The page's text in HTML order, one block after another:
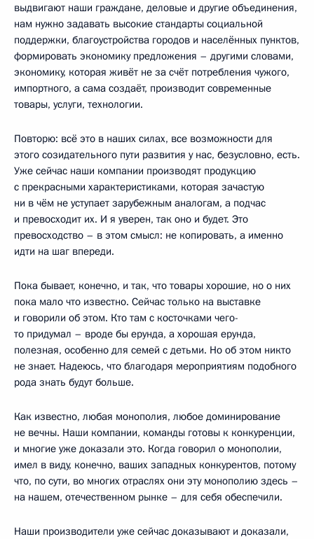
выдвигают наши граждане, деловые и другие объединения,
нам нужно задавать высокие стандарты социальной
поддержки, благоустройства городов и населённых пунктов,
формировать экономику предложения – другими словами,
экономику, которая живёт не за счёт потребления чужого,
импортного, а сама создаёт, производит современные
товары, услуги, технологии.
Повторю: всё это в наших силах, все возможности для
этого созидательного пути развития у нас, безусловно, есть.
Уже сейчас наши компании производят продукцию
с прекрасными характеристиками, которая зачастую
ни в чём не уступает зарубежным аналогам, а подчас
и превосходит их. И я уверен, так оно и будет. Это
превосходство – в этом смысл: не копировать, а именно
идти на шаг впереди.
Пока бывает, конечно, и так, что товары хорошие, но о них
пока мало что известно. Сейчас только на выставке
и говорили об этом. Кто там с косточками чего-
то придумал – вроде бы ерунда, а хорошая ерунда,
полезная, особенно для семей с детьми. Но об этом никто
не знает. Надеюсь, что благодаря мероприятиям подобного
рода знать будут больше.
Как известно, любая монополия, любое доминирование
не вечны. Наши компании, команды готовы к конкуренции,
и многие уже доказали это. Когда говорил о монополии,
имел в виду, конечно, ваших западных конкурентов, потому
что, по сути, во многих отраслях они эту монополию здесь –
на нашем, отечественном рынке – для себя обеспечили.
Наши производители уже сейчас доказывают и доказали,